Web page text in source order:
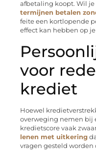
afbetaling koopt. Wil
termijnen betalen
feite een kortlopende
effect kan hebben op
voor
krediet
Hoewel
overweging nemen bij
kredietscore vaak
lenen met uitkering
vragen gesteld worden